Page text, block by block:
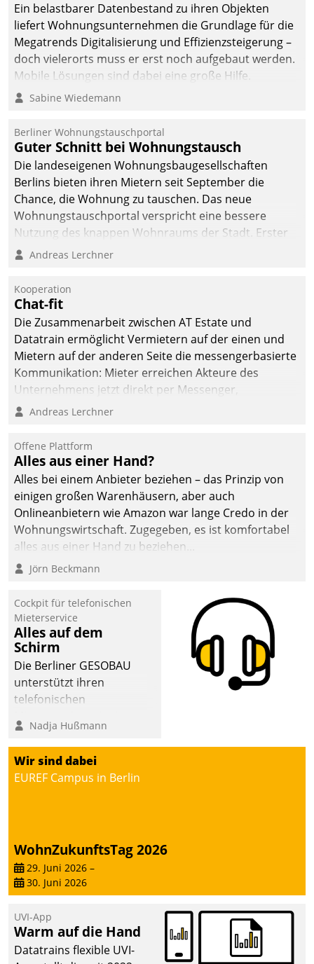
Ein belastbarer Datenbestand zu ihren Objekten
liefert Wohnungsunternehmen die Grundlage für die
Megatrends Digitalisierung und Effizienzsteigerung –
doch vielerorts muss er erst noch aufgebaut werden.
Mobile Lösungen sind dabei eine große Hilfe.
Sabine Wiedemann
Berliner Wohnungstauschportal
Guter Schnitt bei Wohnungstausch
Die landeseigenen Wohnungsbaugesellschaften
Berlins bieten ihren Mietern seit September die
Chance, die Wohnung zu tauschen. Das neue
Wohnungstauschportal verspricht eine bessere
Nutzung des knappen Wohnraums der Stadt. Erster
Anwendungsfall für Datatrains Lösung API-Hub mit
Unternehmen.
Andreas Lerchner
Kooperation
Chat-fit
Die Zusammenarbeit zwischen AT Estate und
Datatrain ermöglicht Vermietern auf der einen und
Mietern auf der anderen Seite die messengerbasierte
Kommunikation: Mieter erreichen Akteure des
Unternehmens jetzt direkt per Messenger,
Mitarbeiter oder Dienstleister empfangen oder
Andreas Lerchner
Offene Plattform
Alles aus einer Hand?
Alles bei einem Anbieter beziehen – das Prinzip von
einigen großen Warenhäusern, aber auch
Onlineanbietern wie Amazon war lange Credo in der
Wohnungswirtschaft. Zugegeben, es ist komfortabel
alles aus einer Hand zu beziehen...
Jörn Beckmann
Cockpit für telefonischen
Mieterservice
Alles auf dem
Schirm
Die Berliner GESOBAU
unterstützt ihren
telefonischen
digitalen Cockpit, das
situationsbezogen
passende Fragen und
Schlagworte auswirft.
Serviceteam, Anrufe von
Mietenden zügiger und
effizienter zu bearbeiten.
Nadja Hußmann
Wir sind dabei
EUREF Campus in Berlin
WohnZukunftsTag 2026
29. Juni 2026 –
30. Juni 2026
UVI-App
Warm auf die Hand
Datatrains flexible UVI-